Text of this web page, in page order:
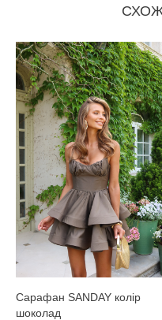
Сарафан SANDAY колір
шоколад